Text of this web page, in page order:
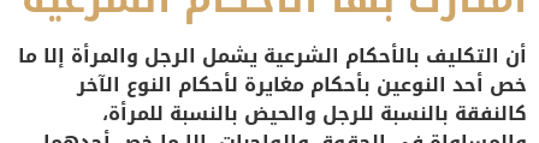
أن التكليف بالأحكام الشرعية يشمل الرجل والمرأة إلا ما
خص أحد النوعين بأحكام مغايرة لأحكام النوع الآخر
كالنفقة بالنسبة للرجل والحيض بالنسبة للمرأة،